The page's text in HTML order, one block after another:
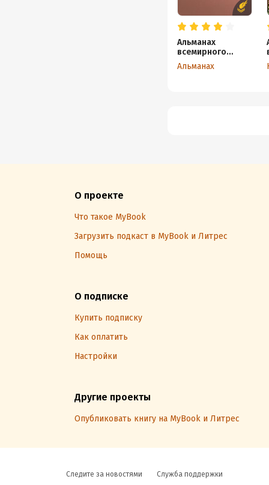
Альманах
всемирного
остроумия № 2
Альманах
О проекте
Что такое MyBook
Загрузить подкаст в MyBook и Литрес
Помощь
О подписке
Купить подписку
Как оплатить
Настройки
Другие проекты
Опубликовать книгу на MyBook и Литрес
Следите за новостями Служба поддержки